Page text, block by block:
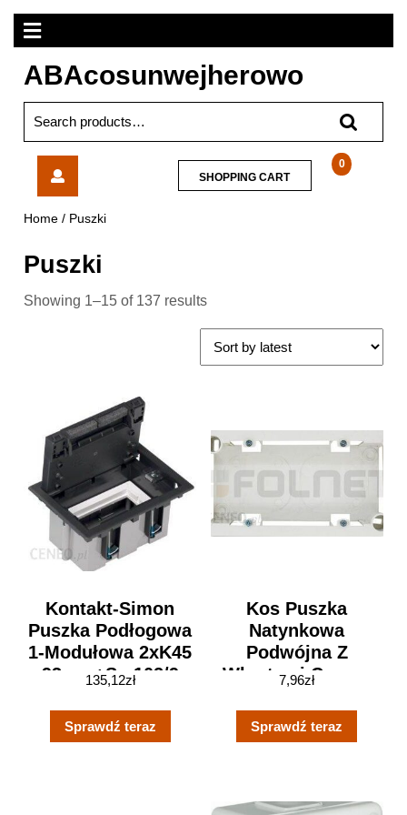
Skip
content
Open
Menu
ABAcosunwejherowo
for:
Podłogowa
Modułowa
93mm+Sm102/9
0
SHOPPING CARTSHOPPING
CART
Home / Puszki
Puszki
Showing 1–15 of 137 results
Kontakt-Simon
Puszka Podłogowa
1-Modułowa 2xK45
93mm+Sm102/9
135,12zł
Sprawdź teraz
Kos Puszka
Natynkowa
Podwójna Z
Wkrętami Cosmo
7,96zł
Sprawdź teraz